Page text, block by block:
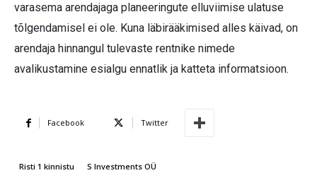
varasema arendajaga planeeringute elluviimise ulatuse
tõlgendamisel ei ole. Kuna läbirääkimised alles käivad, on
arendaja hinnangul tulevaste rentnike nimede
avalikustamine esialgu ennatlik ja katteta informatsioon.
Facebook Twitter
Risti 1 kinnistu S Investments OÜ